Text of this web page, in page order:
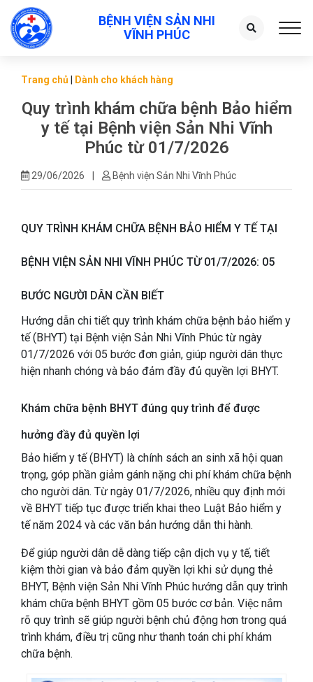
BỆNH VIỆN SẢN NHI
VĨNH PHÚC
Trang chủ Dành cho khách hàng
Quy trình khám chữa bệnh Bảo hiểm
y tế tại Bệnh viện Sản Nhi Vĩnh
Phúc từ 01/7/2026
29/06/2026 Bệnh viện Sản Nhi Vĩnh Phúc
QUY TRÌNH KHÁM CHỮA BỆNH BẢO HIỂM Y TẾ TẠI
BỆNH VIỆN SẢN NHI VĨNH PHÚC TỪ 01/7/2026: 05
BƯỚC NGƯỜI DÂN CẦN BIẾT
Hướng dẫn chi tiết quy trình khám chữa bệnh bảo hiểm y
tế (BHYT) tại Bệnh viện Sản Nhi Vĩnh Phúc từ ngày
01/7/2026 với 05 bước đơn giản, giúp người dân thực
hiện nhanh chóng và bảo đảm đầy đủ quyền lợi BHYT.
Khám chữa bệnh BHYT đúng quy trình để được
hưởng đầy đủ quyền lợi
Bảo hiểm y tế (BHYT) là chính sách an sinh xã hội quan
trọng, góp phần giảm gánh nặng chi phí khám chữa bệnh
cho người dân. Từ ngày 01/7/2026, nhiều quy định mới
về BHYT tiếp tục được triển khai theo Luật Bảo hiểm y
tế năm 2024 và các văn bản hướng dẫn thi hành.
Để giúp người dân dễ dàng tiếp cận dịch vụ y tế, tiết
kiệm thời gian và bảo đảm quyền lợi khi sử dụng thẻ
BHYT, Bệnh viện Sản Nhi Vĩnh Phúc hướng dẫn quy trình
khám chữa bệnh BHYT gồm 05 bước cơ bản. Việc nắm
rõ quy trình sẽ giúp người bệnh chủ động hơn trong quá
trình khám, điều trị cũng như thanh toán chi phí khám
chữa bệnh.